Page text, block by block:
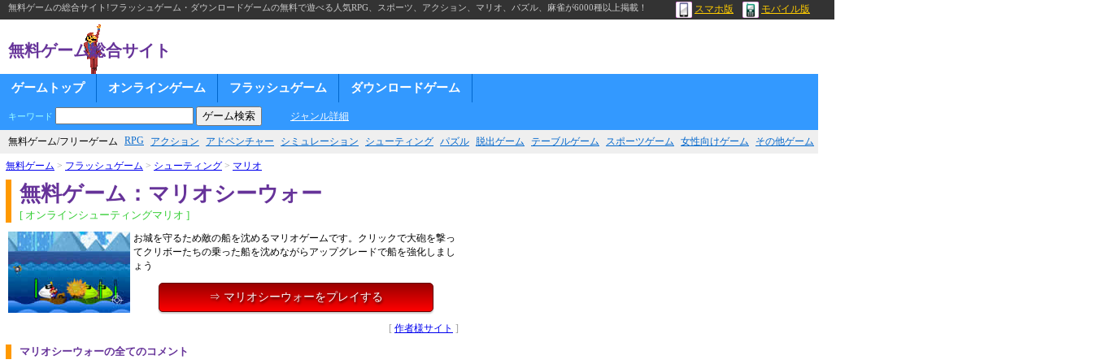
無料ゲームの総合サイト!フラッシュゲーム・ダウンロードゲームの無料で遊べる人気RPG、スポーツ、アクション、マリオ、パズル、麻雀が6000種以上掲載！ スマホ版 モバイル版
無料ゲーム総合サイト
ゲームトップ オンラインゲーム フラッシュゲーム ダウンロードゲーム
キーワード ジャンル詳細
無料ゲーム/フリーゲーム RPG アクション アドベンチャー シミュレーション シューティング パズル 脱出ゲーム テーブルゲーム スポーツゲーム 女性向けゲーム その他ゲーム
無料ゲーム > フラッシュゲーム > シューティング > マリオ
無料ゲーム：マリオシーウォー
[ オンラインシューティングマリオ ]
お城を守るため敵の船を沈めるマリオゲームです。クリックで大砲を撃っ
てクリボーたちの乗った船を沈めながらアップグレードで船を強化しまし
ょう
⇒ マリオシーウォーをプレイする
[ 作者様サイト ]
マリオシーウォーの全てのコメント